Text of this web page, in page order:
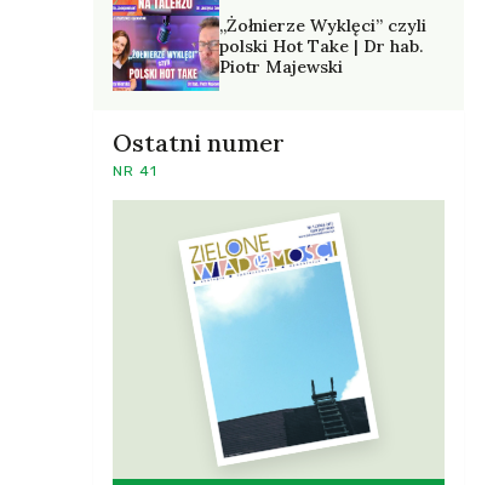
„Żołnierze Wyklęci” czyli
polski Hot Take | Dr hab.
Piotr Majewski
Ostatni numer
NR 41